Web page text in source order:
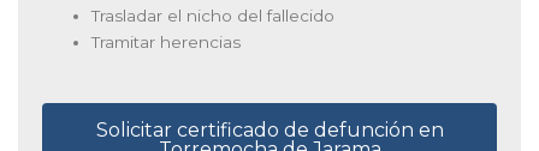
Trasladar el nicho del fallecido
Tramitar herencias
Solicitar certificado de defunción en